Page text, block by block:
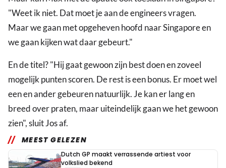
"Weet ik niet. Dat moet je aan de engineers vragen.
Maar we gaan met opgeheven hoofd naar Singapore en
we gaan kijken wat daar gebeurt."
En de titel? "Hij gaat gewoon zijn best doen en zoveel
mogelijk punten scoren. De rest is een bonus. Er moet wel
een en ander gebeuren natuurlijk. Je kan er lang en
breed over praten, maar uiteindelijk gaan we het gewoon
zien", sluit Jos af.
MEEST GELEZEN
Dutch GP maakt verrassende artiest voor
volkslied bekend